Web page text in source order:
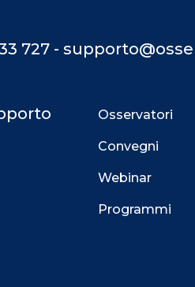
727 -
Osservatori
Convegni
Webinar
Programmi